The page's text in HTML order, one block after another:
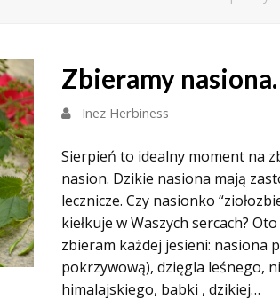
Zbieramy nasiona.
Inez Herbiness
Sierpień to idealny moment na
nasion. Dzikie nasiona mają
lecznicze. Czy nasionko
kiełkuje w Waszych sercach?
zbieram każdej jesieni: nasiona
pokrzywową), dzięgla leśnego,
himalajskiego, babki , dzikiej…